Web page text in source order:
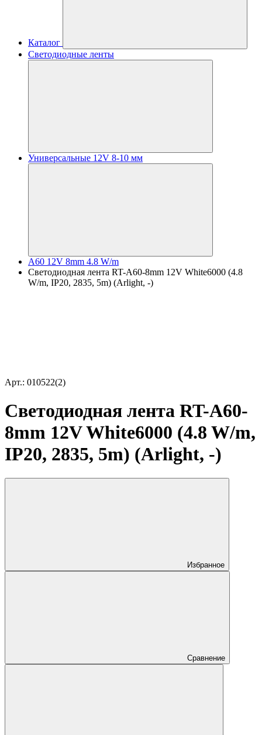
Каталог
Светодиодные ленты
Универсальные 12V 8-10 мм
A60 12V 8mm 4.8 W/m
Светодиодная лента RT-A60-8mm 12V White6000 (4.8
W/m, IP20, 2835, 5m) (Arlight, -)
Арт.: 010522(2)
Светодиодная лента RT-A60-
8mm 12V White6000 (4.8 W/m,
IP20, 2835, 5m) (Arlight, -)
Избранное
Сравнение